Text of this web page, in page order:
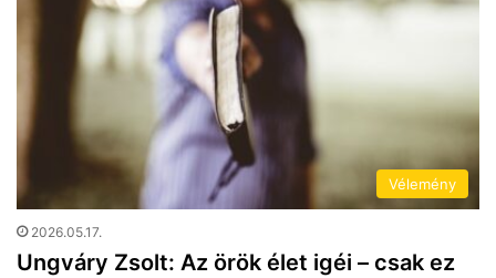
Vélemény
2026.05.17.
Ungváry Zsolt: Az örök élet igéi – csak ez